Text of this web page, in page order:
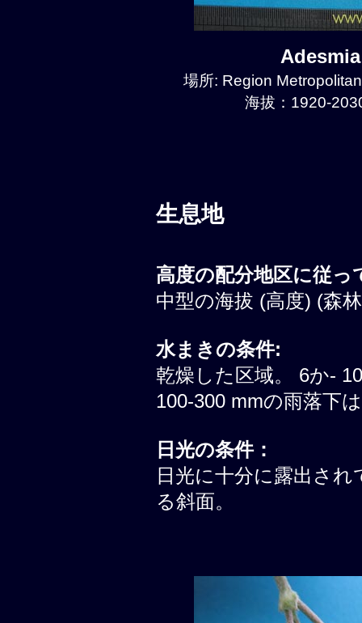
場所: Region
海拔：1920-
生息地
高度の配分地区に従っ
中型の海拔 (高度) (森
水まきの条件:
乾燥した区域。 6か-
100-300 mmの雨落下
日光の条件：
日光に十分に露出さ
る斜面。